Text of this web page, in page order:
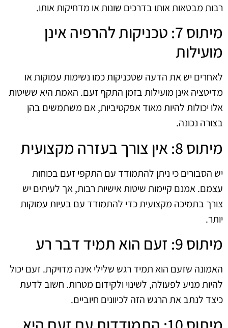
רבות מבטאות אותו בדרכים שונות או מדחיקות אותו.
מיתוס 7: טכניקות להרפיה אינן
מועילות
לאחרים יש את הדעה שטכניקות כמו נשימות עמוקות או
מדיטציה אינן מועילות בזמן התקף זעם. האמת היא ששיטות
אלו יכולות להיות מאוד אפקטיביות, אם משתמשים בהן
בצורה נכונה.
מיתוס 8: אין צורך בעזרה מקצועית
יש הסבורים כי ניתן להתמודד עם התקפי זעם בכוחות
עצמם. אמנם קיימות שיטות אישיות רבות, אך לעיתים יש
צורך בתמיכה מקצועית כדי להתמודד עם בעיות עמוקות
יותר.
מיתוס 9: זעם הוא תמיד דבר רע
האמונה שזעם הוא תמיד רגש שלילי אינה מדויקת. זעם יכול
להיות מניע לפעולה, לשינוי ולקידום מטרות. חשוב לדעת
כיצד לנתב את הרגש הזה לכיוונים חיוביים.